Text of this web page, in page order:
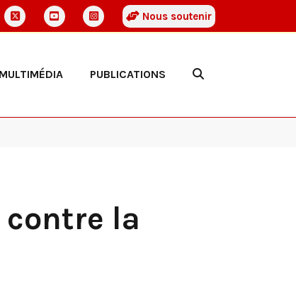
Nous soutenir
MULTIMÉDIA PUBLICATIONS
la